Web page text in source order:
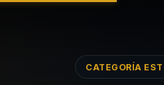
CATEGORÍA